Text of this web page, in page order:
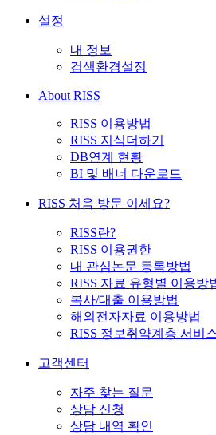
설정
내 정보
검색환경설정
About RISS
RISS 이용방법
RISS 지식더하기
DB연계 현황
BI 및 배너 다운로드
RISS 처음 방문 이세요?
RISS란?
RISS 이용권한
내 관심논문 등록방법
RISS 자료 유형별 이용방
복사/대출 이용방법
해외전자자료 이용방법
RISS 정보취약계층 서비
고객센터
자주 찾는 질문
상담 신청
상담 내역 확인